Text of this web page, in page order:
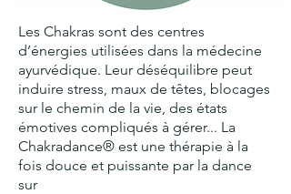
Les Chakras sont des centres
d’énergies utilisées dans la médecine
ayurvédique. Leur déséquilibre peut
induire stress, maux de têtes, blocages
sur le chemin de la vie, des états
émotives compliqués à gérer... La
Chakradance® est une thérapie à la
fois douce et puissante par la dance
sur